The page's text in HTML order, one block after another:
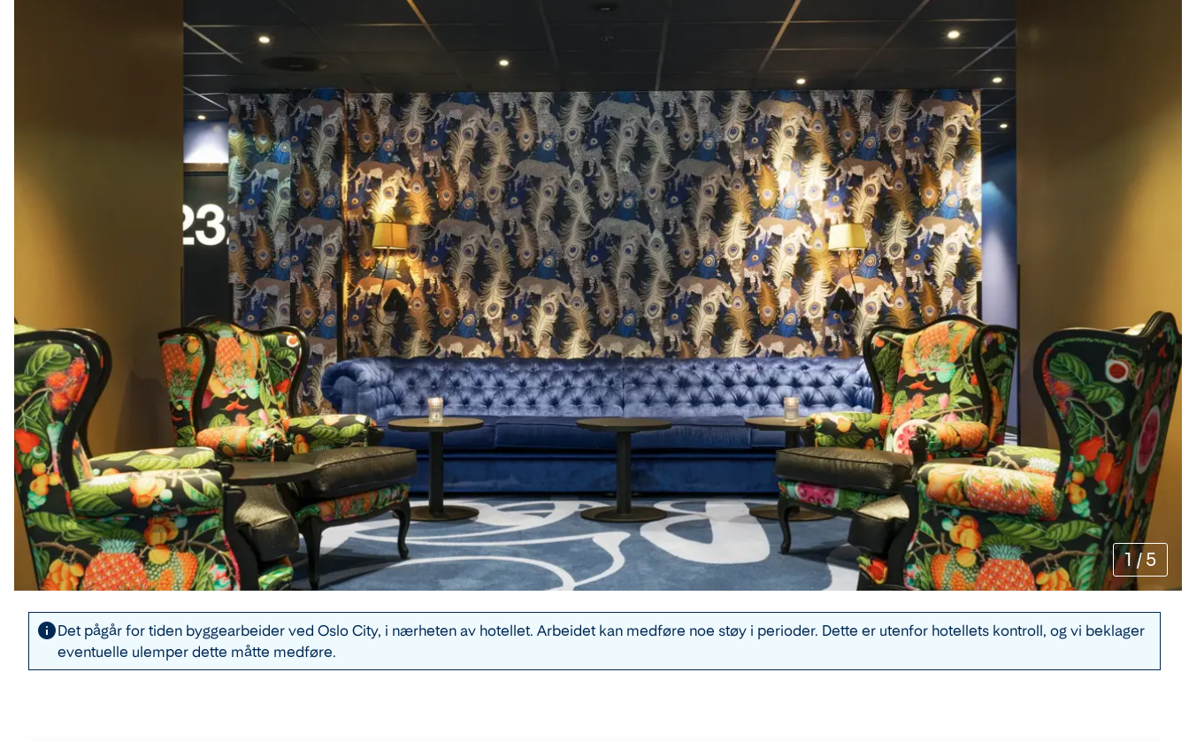
1 /5
Det pågår for tiden byggearbeider ved Oslo City, i nærheten av hotellet. Arbeidet kan medføre noe støy i perioder. Dette er utenfor hotellets kontroll, og vi beklager
eventuelle ulemper dette måtte medføre.